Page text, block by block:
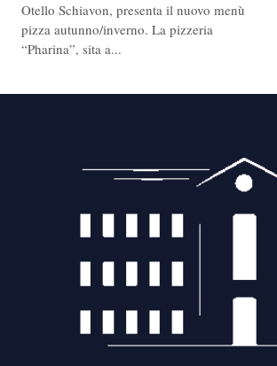
Otello Schiavon, presenta il nuovo menù
pizza autunno/inverno. La pizzeria
“Pharina”, sita a...